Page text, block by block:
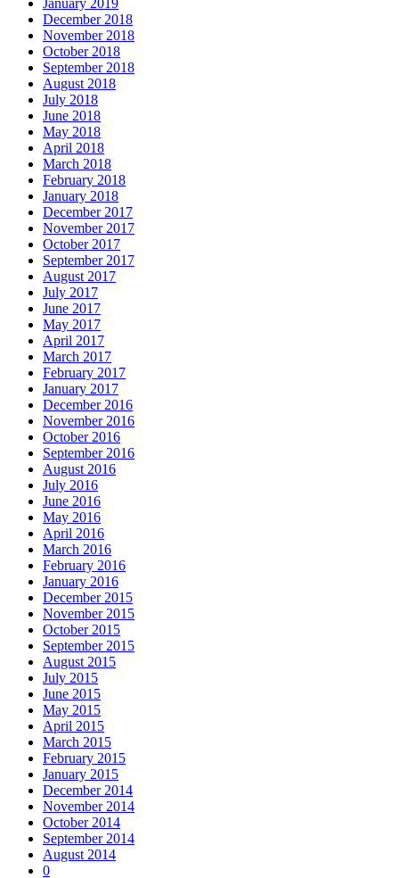
January 2019
December 2018
November 2018
October 2018
September 2018
August 2018
July 2018
June 2018
May 2018
April 2018
March 2018
February 2018
January 2018
December 2017
November 2017
October 2017
September 2017
August 2017
July 2017
June 2017
May 2017
April 2017
March 2017
February 2017
January 2017
December 2016
November 2016
October 2016
September 2016
August 2016
July 2016
June 2016
May 2016
April 2016
March 2016
February 2016
January 2016
December 2015
November 2015
October 2015
September 2015
August 2015
July 2015
June 2015
May 2015
April 2015
March 2015
February 2015
January 2015
December 2014
November 2014
October 2014
September 2014
August 2014
0